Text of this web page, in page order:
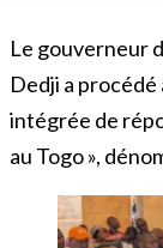
Le gouverneur
Dedji a
intégrée de
au Togo »,